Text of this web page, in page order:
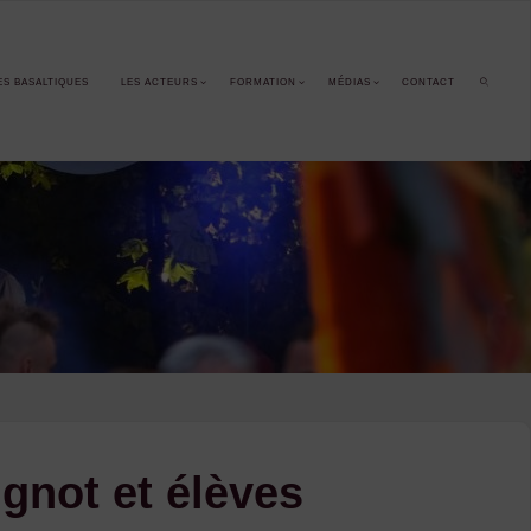
BASALTIQUES LES ACTEURS FORMATION MÉDIAS CONTACT
et élèves